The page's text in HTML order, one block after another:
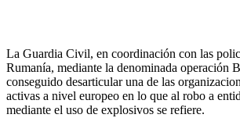
La Guardia Civil, en coordinación con las
Rumanía, mediante la denominada operación
conseguido desarticular una de las
activas a nivel europeo en lo que al robo a
mediante el uso de explosivos se refiere.